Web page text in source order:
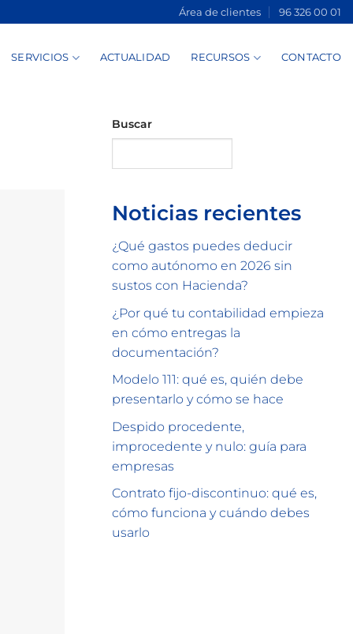
Área de clientes 96 326 00 01
SERVICIOS ACTUALIDAD RECURSOS CONTACTO
Buscar
Noticias recientes
¿Qué gastos puedes deducir
como autónomo en 2026 sin
sustos con Hacienda?
¿Por qué tu contabilidad empieza
en cómo entregas la
documentación?
Modelo 111: qué es, quién debe
presentarlo y cómo se hace
Despido procedente,
improcedente y nulo: guía para
empresas
Contrato fijo-discontinuo: qué es,
cómo funciona y cuándo debes
usarlo